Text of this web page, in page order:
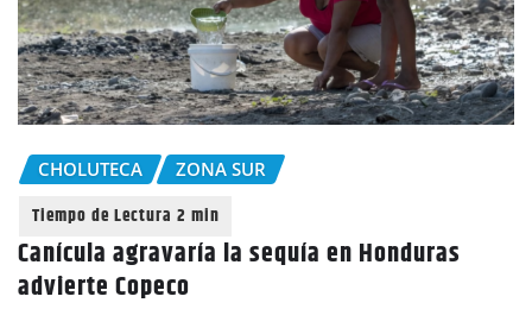
CHOLUTECA ZONA SUR
Canícula agravaría la sequía en Honduras
advierte Copeco